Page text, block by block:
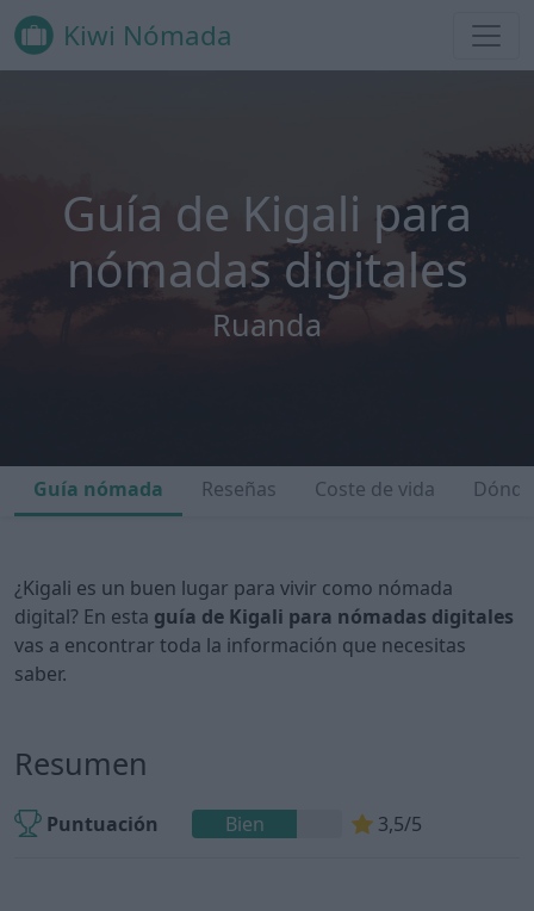
Kiwi Nómada
Guía de Kigali para
nómadas digitales
Ruanda
Guía nómada Reseñas Coste de vida
¿Kigali es un buen lugar para vivir como nómada
digital? En esta guía de Kigali para nómadas digitales
vas a encontrar toda la información que necesitas
saber.
Resumen
Puntuación Bien 3,5/5